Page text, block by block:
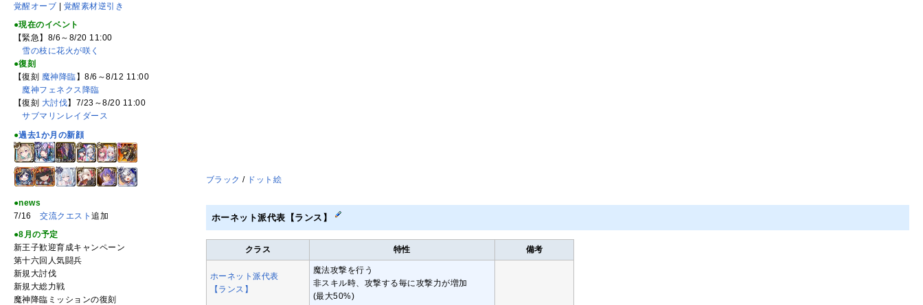
ブラック / ドット絵
ホーネット派代表【ランス】
クラス 特性 備考
ホーネット派代表
【ランス】
魔法攻撃を行う
非スキル時、攻撃する毎に攻撃力が増加
(最大50%)
覚醒オーブ
覚醒素材逆引き
●現在のイベント
【緊急】8/6～8/20 11:00
雪の枝に花火が咲く
●復刻
【復刻 魔神降臨 】8/6～8/12 11:00
魔神フェネクス降臨
【復刻 大討伐】7/23～8/20 11:00
サブマリンレイダース
●過去1か月の新顔
●news
7/16交流クエスト追加
●8月の予定
新王子歓迎育成キャンペーン
第十六回人気闘兵
新規大討伐
新規大総力戦
魔神降臨ミッションの復刻